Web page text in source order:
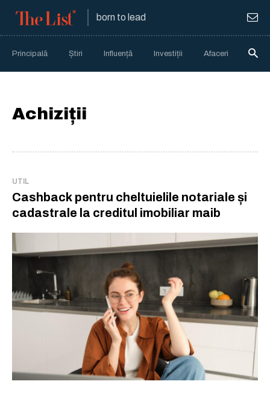
born to lead
Principală Știri Influență Investiții Afaceri
Achiziții
UTIL
Cashback pentru cheltuielile notariale și
cadastrale la creditul imobiliar maib